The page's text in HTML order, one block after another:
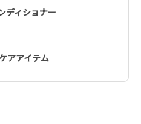
ディショナー
アアイテム